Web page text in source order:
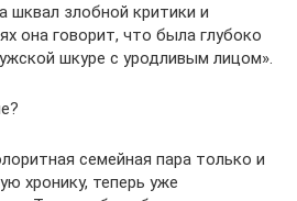
шквал злобной критики и
она говорит, что была глубоко
шкуре с уродливым лицом».
семейная пара только и
хронику, теперь уже